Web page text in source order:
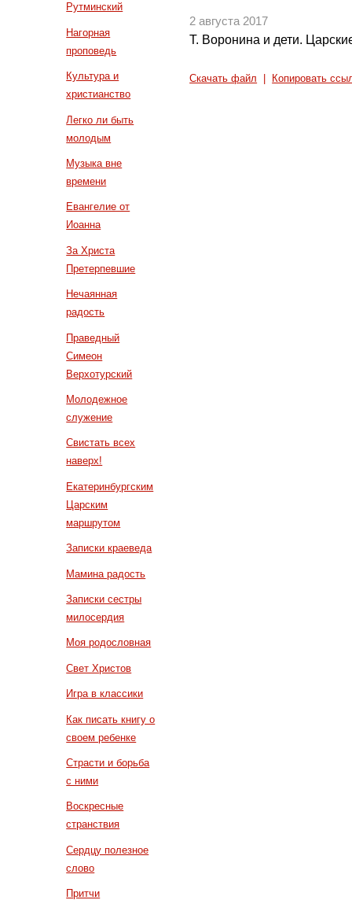
Рутминский
Нагорная
проповедь
Культура и
христианство
Легко ли быть
молодым
Музыка вне
времени
Евангелие от
Иоанна
За Христа
Претерпевшие
Нечаянная
радость
Праведный
Симеон
Верхотурский
Молодежное
служение
Свистать всех
наверх!
Екатеринбургским
Царским
маршрутом
Записки краеведа
Мамина радость
Записки сестры
милосердия
Моя родословная
Свет Христов
Игра в классики
Как писать книгу о
своем ребенке
Страсти и борьба
с ними
Воскресные
странствия
Сердцу полезное
слово
Притчи
2 августа 2017
Т. Воронина и дети.
Скачать файл Копировать